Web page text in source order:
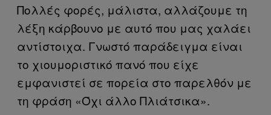
Πολλές φορές, μάλιστα, αλλάζουμε τη
λέξη κάρβουνο με αυτό που μας χαλάει
αντίστοιχα. Γνωστό παράδειγμα είναι
το χιουμοριστικό πανό που είχε
εμφανιστεί σε πορεία στο παρελθόν με
τη φράση «Όχι άλλο Πλιάτσικα».